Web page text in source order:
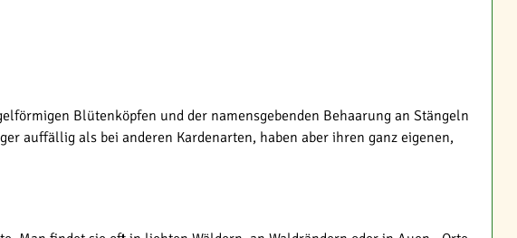
Blütenköpfen und der namensgebenden Behaarung an Stängeln
auffällig als bei anderen Kardenarten, haben aber ihren ganz eigenen,